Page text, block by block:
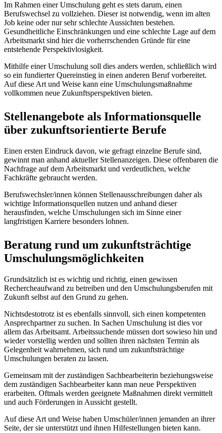
Im Rahmen einer Umschulung geht es stets darum, einen
Berufswechsel zu vollziehen. Dieser ist notwendig, wenn im alten
Job keine oder nur sehr schlechte Aussichten bestehen.
Gesundheitliche Einschränkungen und eine schlechte Lage auf dem
Arbeitsmarkt sind hier die vorherrschenden Gründe für eine
entstehende Perspektivlosigkeit.
Mithilfe einer Umschulung soll dies anders werden, schließlich wird
so ein fundierter Quereinstieg in einen anderen Beruf vorbereitet.
Auf diese Art und Weise kann eine Umschulungsmaßnahme
vollkommen neue Zukunftsperspektiven bieten.
Stellenangebote als Informationsquelle
über zukunftsorientierte Berufe
Einen ersten Eindruck davon, wie gefragt einzelne Berufe sind,
gewinnt man anhand aktueller Stellenanzeigen. Diese offenbaren die
Nachfrage auf dem Arbeitsmarkt und verdeutlichen, welche
Fachkräfte gebraucht werden.
Berufswechsler/innen können Stellenausschreibungen daher als
wichtige Informationsquellen nutzen und anhand dieser
herausfinden, welche Umschulungen sich im Sinne einer
langfristigen Karriere besonders lohnen.
Beratung rund um zukunftsträchtige
Umschulungsmöglichkeiten
Grundsätzlich ist es wichtig und richtig, einen gewissen
Rechercheaufwand zu betreiben und den Umschulungsberufen mit
Zukunft selbst auf den Grund zu gehen.
Nichtsdestotrotz ist es ebenfalls sinnvoll, sich einen kompetenten
Ansprechpartner zu suchen. In Sachen Umschulung ist dies vor
allem das Arbeitsamt. Arbeitssuchende müssen dort sowieso hin und
wieder vorstellig werden und sollten ihren nächsten Termin als
Gelegenheit wahrnehmen, sich rund um zukunftsträchtige
Umschulungen beraten zu lassen.
Gemeinsam mit der zuständigen Sachbearbeiterin beziehungsweise
dem zuständigen Sachbearbeiter kann man neue Perspektiven
erarbeiten. Oftmals werden geeignete Maßnahmen direkt vermittelt
und auch Förderungen in Aussicht gestellt.
Auf diese Art und Weise haben Umschüler/innen jemanden an ihrer
Seite, der sie unterstützt und ihnen Hilfestellungen bieten kann.